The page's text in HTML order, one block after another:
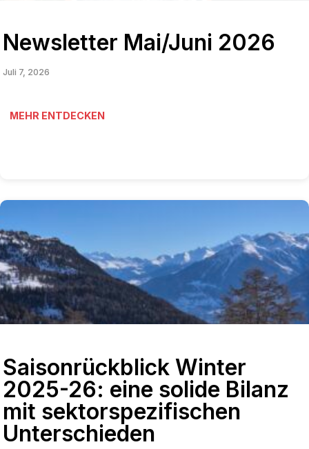
Newsletter Mai/Juni 2026
Juli 7, 2026
MEHR ENTDECKEN
Saisonrückblick Winter
2025-26: eine solide Bilanz
mit sektorspezifischen
Unterschieden